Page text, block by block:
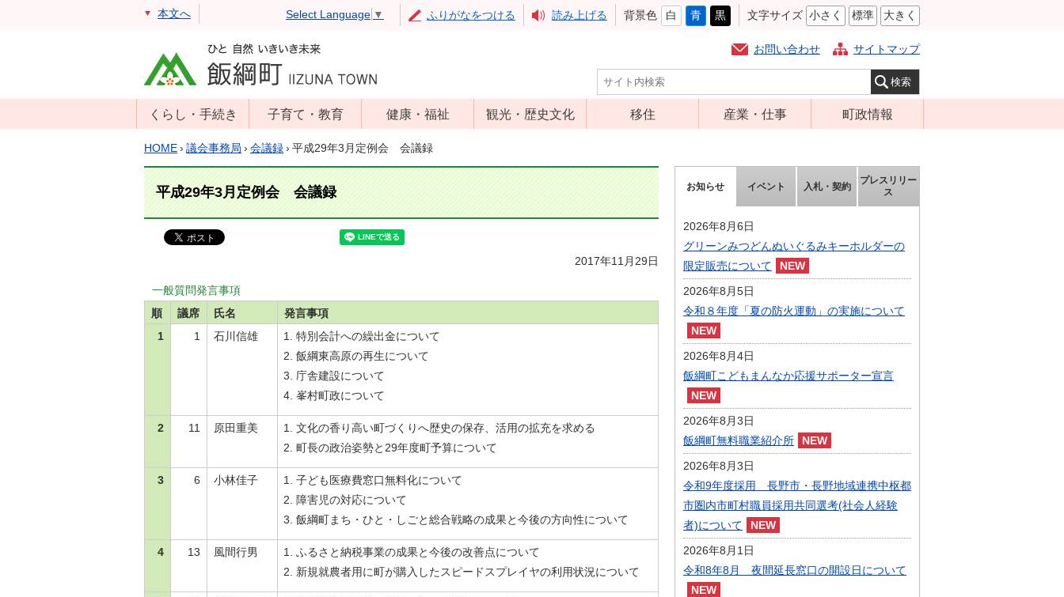
本文へ Select Language ▼ ふりがなをつける 読み上げる 背景色 白 青 黒 文字サイズ 小さく 標準 大きく
お問い合わせ サイトマップ
くらし・手続き
戸籍・住民票・
住民登録
マイナンバー
消防・防災
年金・保険
上下水道
安全・防犯
子育て・教育
年齢別子育て情
子育て支援
生涯学習
学校教育・奨学
人権・平和啓発
児童クラブ
ティスクール
健康・福祉
児童福祉
高齢者福祉
障害福祉
保健・医療
予防接種
食育
観光・歴史文化
アップルミュー
移住 産業・仕事
就労支援
農林業振興
届出・証明・法
令・規制
企業の税金
入札・契約
指定管理者制度
人材募集
町政情報
組織案内
庁舎案内
ふるさと納税
人事・職員募集
まちづくり
庁舎建設
HOME› 議会事務局 › 会議録› 平成29年3月定例会 会議録
平成29年3月定例会 会議録
2017年11月29日
一般質問発言事項
順
議席 氏名
発言事項
1
1 石川信雄
特別会計への繰出金について
飯綱東高原の再生について
庁舎建設について
峯村町政について
2 11 原田重美
文化の香り高い町づくりへ歴史の保存、活用の拡充を求める
町長の政治姿勢と29年度町予算について
3 6 小林佳子
子ども医療費窓口無料化について
障害児の対応について
飯綱町まち・ひと・しごと総合戦略の成果と今後の方向性について
4 13 風間行男
ふるさと納税事業の成果と今後の改善点について
新規就農者用に町が購入したスピードスプレイヤの利用状況について
お知らせ イベント 入札・契約
プレスリリー
ス
2026年8月6日
グリーンみつどんぬいぐるみキーホルダーの
限定販売について
2026年8月5日
令和８年度「夏の防火運動」の実施について
2026年8月4日
飯綱町こどもまんなか応援サポーター宣言
2026年8月3日
飯綱町無料職業紹介所
2026年8月3日
令和9年度採用 長野市・長野地域連携中枢都
市圏内市町村職員採用共同選考(社会人経験
者)について
2026年8月1日
令和8年8月 夜間延長窓口の開設日について